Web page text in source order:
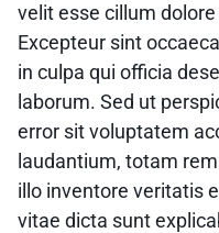
velit esse cillum
Excepteur sint
in culpa qui officia
laborum. Sed ut
error sit voluptatem
laudantium, totam
illo inventore veritatis
vitae dicta sunt